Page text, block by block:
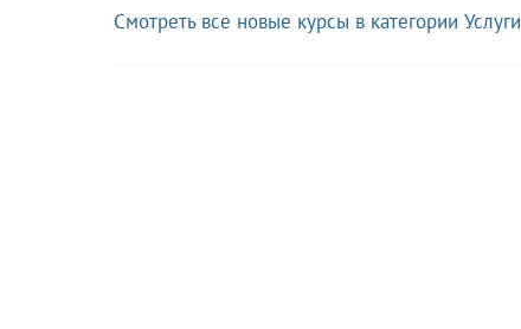
Смотреть все новые курсы в категории Услуги